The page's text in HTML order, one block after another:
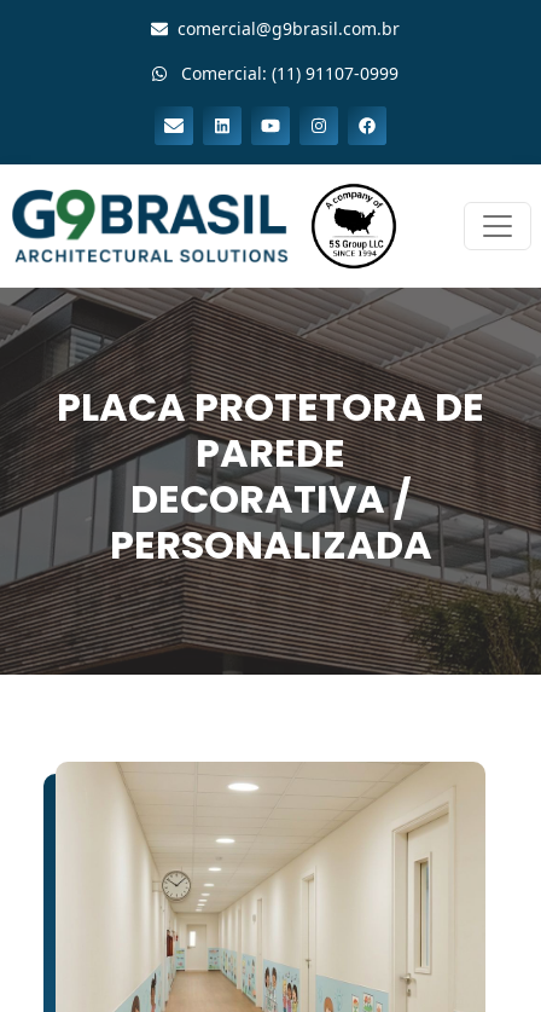
comercial@g9brasil.com.br
Comercial: (11) 91107-0999
PLACA PROTETORA DE
PAREDE
DECORATIVA /
PERSONALIZADA